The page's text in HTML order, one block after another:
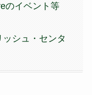
のイベント等
シュ・センタ